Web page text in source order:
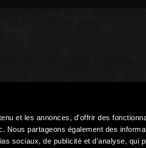
et les annonces, d'offrir des
Nous partageons également des
sociaux, de publicité et d'analyse, qui